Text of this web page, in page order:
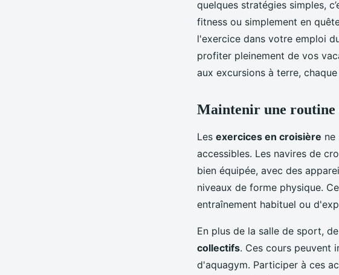
quelques stratégies simples,
fitness ou simplement en
l'exercice dans votre emploi
profiter pleinement de vos
aux excursions à terre,
Maintenir une routine
Les exercices en croisière ne
accessibles. Les navires de
bien équipée, avec des
niveaux de forme physique.
entraînement habituel ou
En plus de la salle de sport,
collectifs. Ces cours peuvent
d'aquagym. Participer à ces